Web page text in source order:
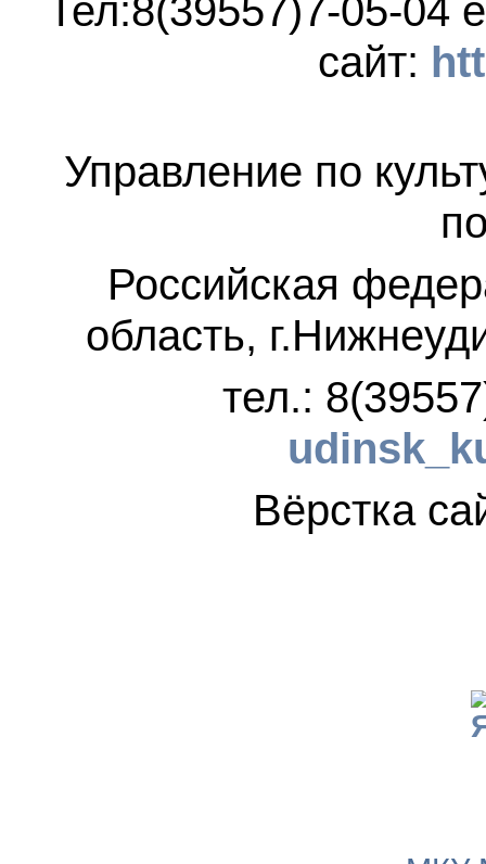
Тел:8(39557)7-05-04
сайт:
Управление по
Российская
область,
тел.:
Вёрстка